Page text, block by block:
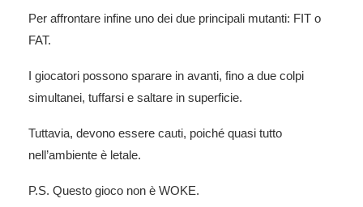
Per affrontare infine uno dei due principali mutanti: FIT o
FAT.
I giocatori possono sparare in avanti, fino a due colpi
simultanei, tuffarsi e saltare in superficie.
Tuttavia, devono essere cauti, poiché quasi tutto
nell’ambiente è letale.
P.S. Questo gioco non è WOKE.